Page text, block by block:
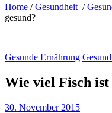
Home /Gesundheit /
gesund?
Gesunde Ernährung
Wie viel Fisch ist
30. November 2015